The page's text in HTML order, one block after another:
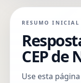
RESUMO INICIAL
CEP de
Use esta